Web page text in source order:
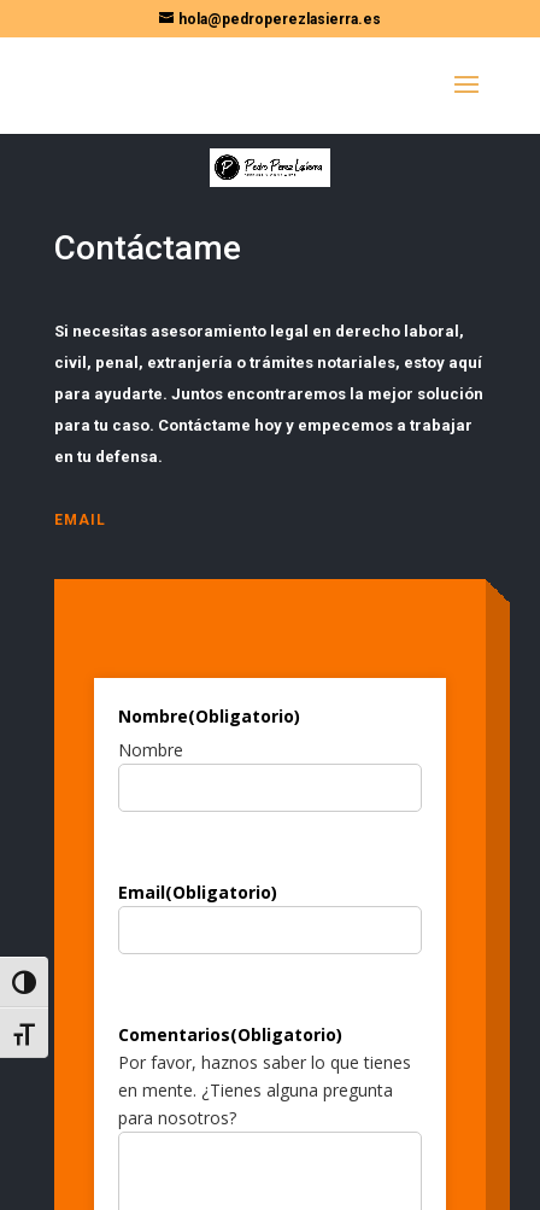
Alternar alto contraste
Alternar tamaño de letra
hola@pedroperezlasierra.es
Contáctame
Si necesitas asesoramiento legal en derecho laboral,
civil, penal, extranjería o trámites notariales, estoy aquí
para ayudarte. Juntos encontraremos la mejor solución
para tu caso. Contáctame hoy y empecemos a trabajar
en tu defensa.
EMAIL
Nombre(Obligatorio)
Nombre
Email(Obligatorio)
Comentarios(Obligatorio)
Por favor, haznos saber lo que tienes
en mente. ¿Tienes alguna pregunta
para nosotros?